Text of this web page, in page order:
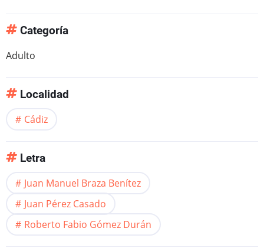
Categoría
Adulto
Localidad
Cádiz
Letra
Juan Manuel Braza Benítez
Juan Pérez Casado
Roberto Fabio Gómez Durán